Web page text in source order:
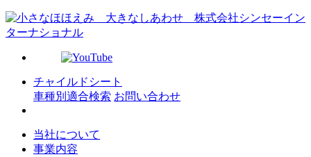
チャイルドシート
車種別適合検索 お問い合わせ
当社について
事業内容